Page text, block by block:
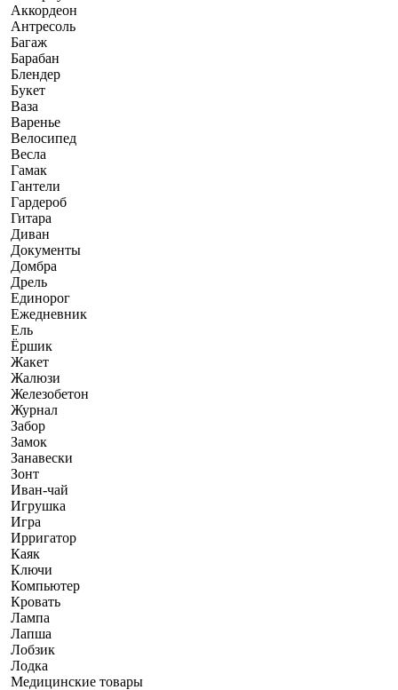
Аккордеон
Антресоль
Багаж
Барабан
Блендер
Букет
Ваза
Варенье
Велосипед
Весла
Гамак
Гантели
Гардероб
Гитара
Диван
Документы
Домбра
Дрель
Единорог
Ежедневник
Ель
Ёршик
Жакет
Жалюзи
Железобетон
Журнал
Забор
Замок
Занавески
Зонт
Иван-чай
Игрушка
Игра
Ирригатор
Каяк
Ключи
Компьютер
Кровать
Лампа
Лапша
Лобзик
Лодка
Медицинские товары